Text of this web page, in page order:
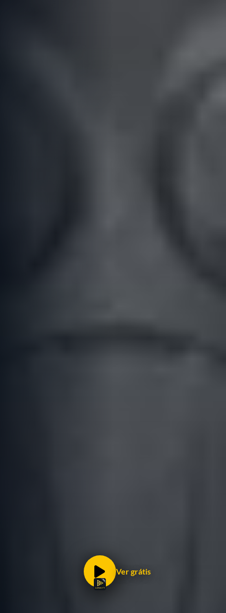
Ver grátis